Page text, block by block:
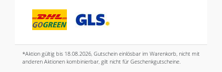
*Aktion gültig bis 18.08.2026, Gutschein einlösbar im Warenkorb, nicht mit
anderen Aktionen kombinierbar, gilt nicht für Geschenkgutscheine.